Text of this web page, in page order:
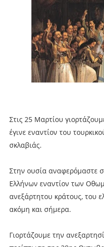
Στις 25 Μαρτίου
έγινε εναντίον του
σκλαβιάς.
Στην ουσία αναφερόμαστε
Ελλήνων εναντίον των
ανεξάρτητου κράτους, του
ακόμη και σήμερα.
Γιορτάζουμε την